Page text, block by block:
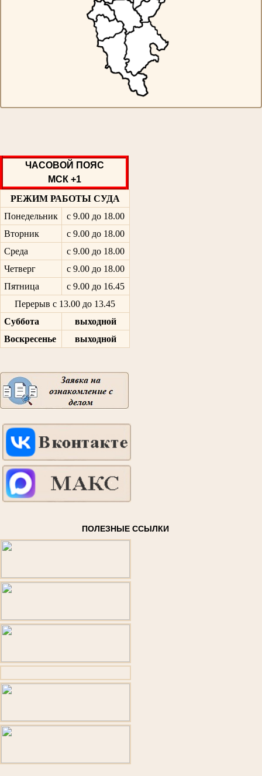
ЧАСОВОЙ ПОЯС
МСК +1
РЕЖИМ РАБОТЫ СУДА
Понедельник
с 9.00 до 18.00
Вторник
с 9.00 до 18.00
Среда
с 9.00 до 18.00
Четверг
с 9.00 до 18.00
Пятница
с 9.00 до 16.45
Перерыв с 13.00 до 13.45
Суббота
выходной
Воскресенье
выходной
ПОЛЕЗНЫЕ ССЫЛКИ